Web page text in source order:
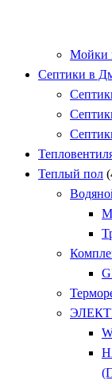
Мойки
Септики в
Теплый пол